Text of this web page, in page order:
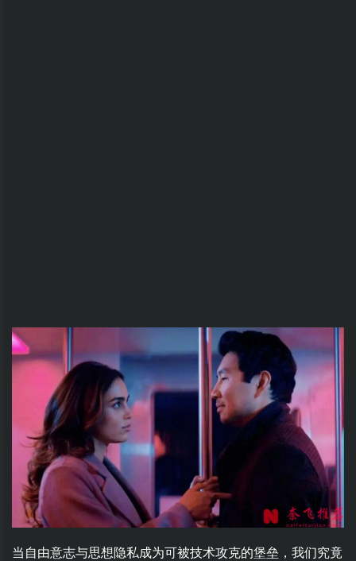
当自由意志与思想隐私成为可被技术攻克的堡垒，我们究竟